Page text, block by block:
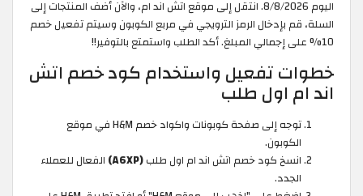
اليوم 8/8/2026. انتقل إلى موقع اتش اند ام، والآن أضف المنتجات إلى
السلة، قم بإدخال الرمز الترويجي في مربع الكوبون وسيتم تفعيل خصم
10% على إجمالي المبلغ. أكد الطلب واستمتع بالتوفير!!
خطوات تفعيل واستخدام كود خصم اتش
اند ام اول طلب
توجه إلى صفحة كوبونات واكواد خصم H&M في موقع
الكوبون.
انسخ كود خصم اتش اند ام اول طلب(A6XP)
الفعال للعملاء
الجدد.